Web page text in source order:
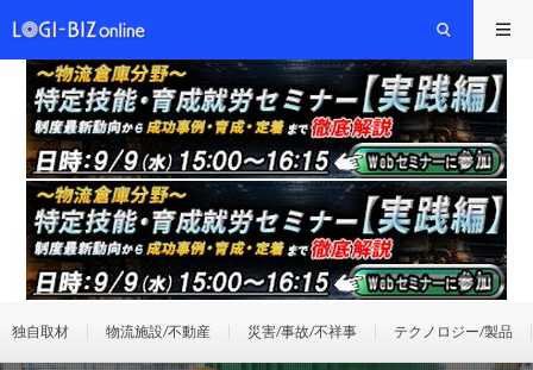
独自取材 物流施設/不動産 災害/事故/不祥事 テクノロジー/製品